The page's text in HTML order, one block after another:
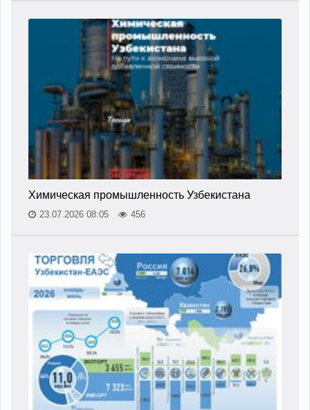
Химическая промышленность Узбекистана
23.07.2026 08:05 456